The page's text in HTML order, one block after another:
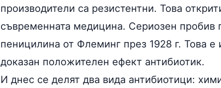
производители са резистентни. Това
съвременната медицина. Сериозен пробив
пеницилина от Флеминг през 1928 г. Това
доказан положителен ефект антибиотик.
И днес се делят два вида антибиотици: